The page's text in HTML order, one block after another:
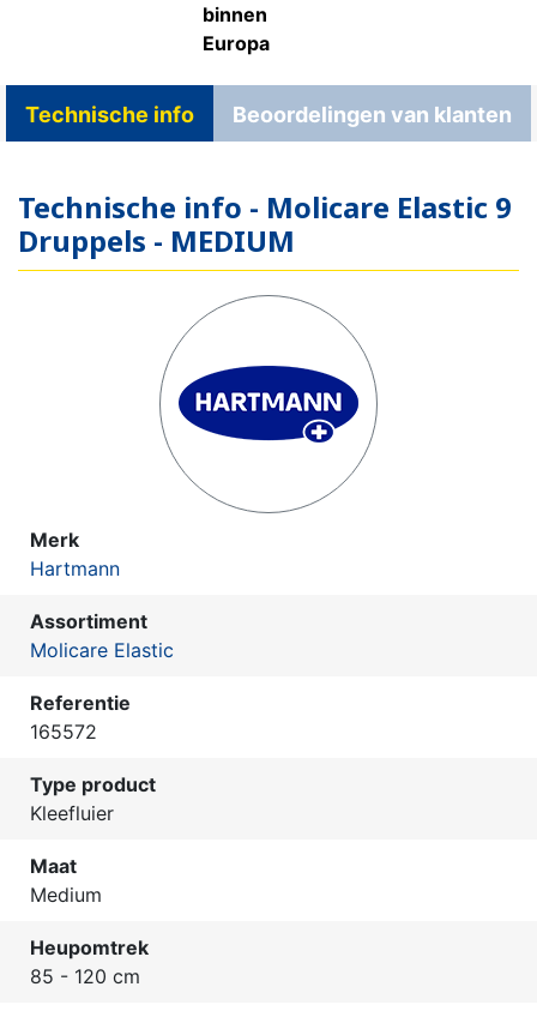
binnen
Europa
Technische info Beoordelingen van klanten
Technische info - Molicare Elastic 9
Druppels - MEDIUM
Merk
Hartmann
Assortiment
Molicare Elastic
Referentie
165572
Type product
Kleefluier
Maat
Medium
Heupomtrek
85 - 120 cm